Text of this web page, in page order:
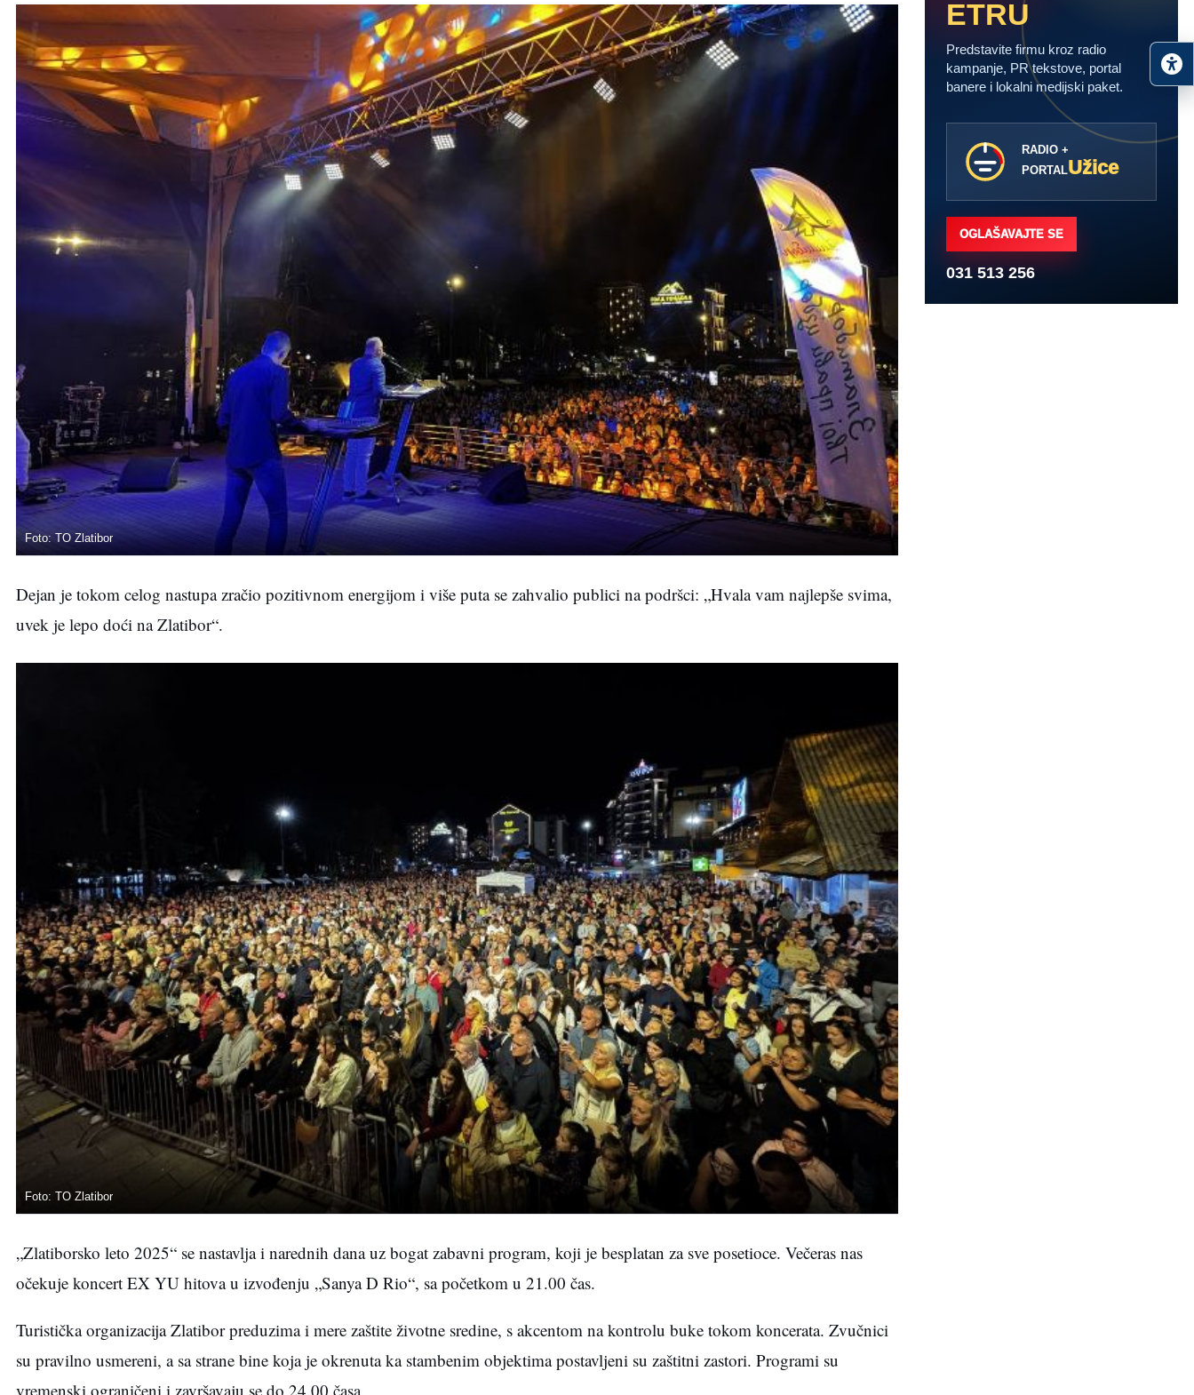
Foto: TO Zlatibor
Dejan je tokom celog nastupa zračio pozitivnom energijom i više puta se zahvalio publici na podršci: „Hvala vam najlepše svima,
uvek je lepo doći na Zlatibor“.
Foto: TO Zlatibor
„Zlatiborsko leto 2025“ se nastavlja i narednih dana uz bogat zabavni program, koji je besplatan za sve posetioce. Večeras nas
očekuje koncert EX YU hitova u izvođenju „Sanya D Rio“, sa početkom u 21.00 čas.
Turistička organizacija Zlatibor preduzima i mere zaštite životne sredine, s akcentom na kontrolu buke tokom koncerata. Zvučnici
su pravilno usmereni, a sa strane bine koja je okrenuta ka stambenim objektima postavljeni su zaštitni zastori. Programi su
vremenski ograničeni i završavaju se do 24.00 časa.
ETRU
Predstavite firmu kroz radio
kampanje, PR tekstove, portal
banere i lokalni medijski paket.
RADIO +
PORTALUžice
OGLAŠAVAJTE SE
031 513 256